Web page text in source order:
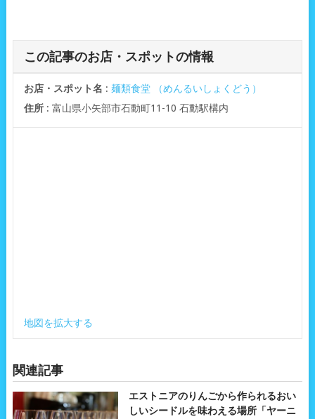
この記事のお店・スポットの情報
お店・スポット名 : 麺類食堂 （めんるいしょくどう）
住所: 富山県小矢部市石動町11-10 石動駅構内
地図を拡大する
関連記事
エストニアのりんごから作られるおい
しいシードルを味わえる場所「ヤーニ